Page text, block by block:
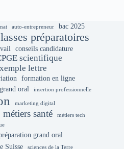
auto-entrepreneur bac 2025
préparatoires
conseils candidature
scientifique
lettre
formation en ligne
grand oral insertion professionnelle
marketing digital
métiers santé métiers tech
grand oral
Suisse sciences de la Terre